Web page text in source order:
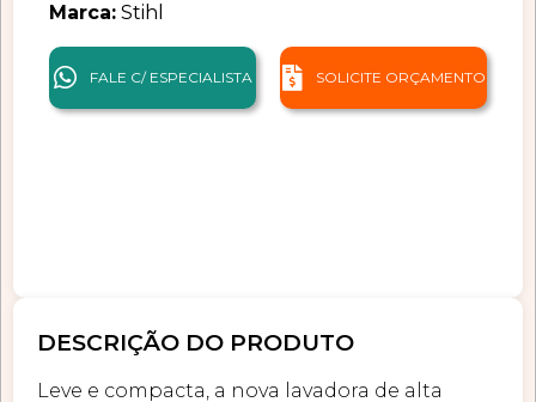
Marca: Stihl
FALE C/ ESPECIALISTA SOLICITE ORÇAMENTO
DESCRIÇÃO DO PRODUTO
Leve e compacta, a nova lavadora de alta